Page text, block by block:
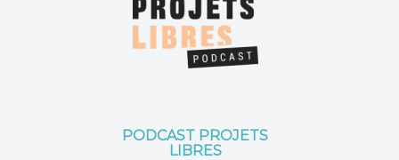
PODCAST PROJETS
LIBRES